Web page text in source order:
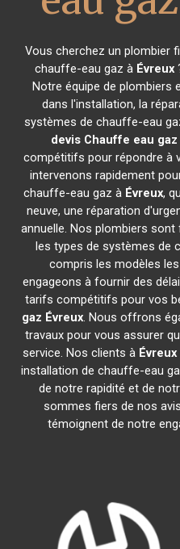
Vous cherchez un plombier
chauffe-eau gaz à Évreux
Notre équipe de plombiers
dans l'installation, la
systèmes de chauffe-eau
devis Chauffe eau gaz
compétitifs pour répondre à
intervenons rapidement
chauffe-eau gaz à Évreux,
neuve, une réparation
annuelle. Nos plombiers
les types de systèmes de
compris les modèles
engageons à fournir des
tarifs compétitifs pour vos
gaz Évreux. Nous offrons
travaux pour vous assurer
service. Nos clients à Évreux
installation de chauffe-eau
de notre rapidité et de
sommes fiers de nos
témoignent de notre